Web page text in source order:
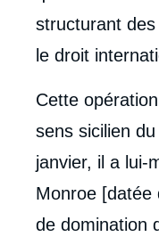
structurant
le droit
Cette
sens sicilien
janvier, il a lui-
Monroe [datée
de domination